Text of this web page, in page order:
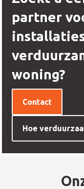
partner
woning?
Contact
Hoe